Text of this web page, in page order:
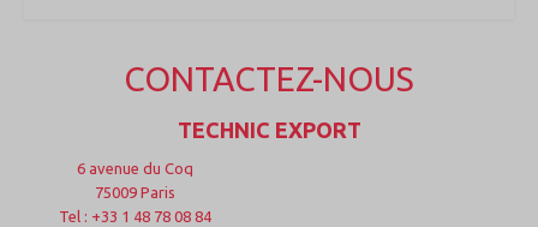
CONTACTEZ-NOUS
TECHNIC EXPORT
6 avenue du Coq
75009 Paris
Tel : +33 1 48 78 08 84